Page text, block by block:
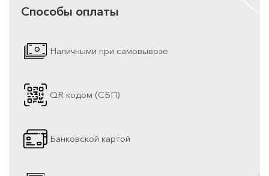
Способы оплаты
Наличными при самовывозе
QR кодом (СБП)
Банковской картой